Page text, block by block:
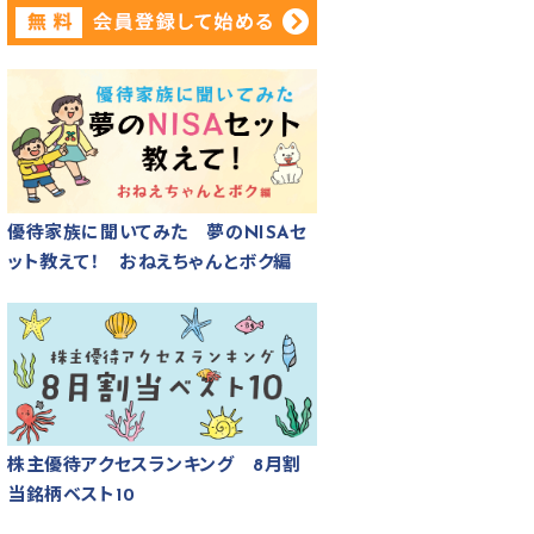
アイスクリーム
優待家族に聞いてみた 夢のNISAセ
ット教えて！ おねえちゃんとボク編
株主優待アクセスランキング 8月割
当銘柄ベスト10